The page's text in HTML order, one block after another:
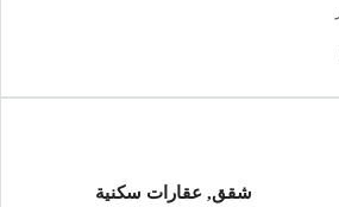
شقق, عقارات سكنية